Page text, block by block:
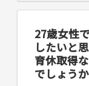
27歳女性
したいと
育休取得
でしょうか